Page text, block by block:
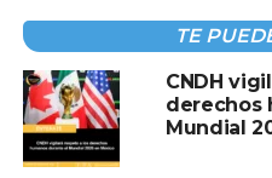
TEMAS RELACIONADOS:
PORTUGAL
TE
CNDH
derechos
Mundial